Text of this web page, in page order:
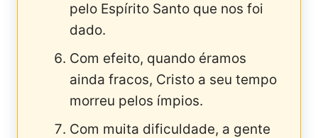
pelo Espírito Santo que nos foi
dado.
Com efeito, quando éramos
ainda fracos, Cristo a seu tempo
morreu pelos ímpios.
Com muita dificuldade, a gente